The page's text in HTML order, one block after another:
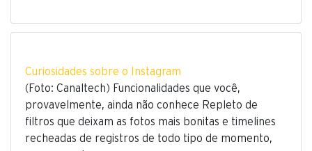
Curiosidades sobre o Instagram
(Foto: Canaltech) Funcionalidades que você,
provavelmente, ainda não conhece Repleto de
filtros que deixam as fotos mais bonitas e timelines
recheadas de registros de todo tipo de momento,